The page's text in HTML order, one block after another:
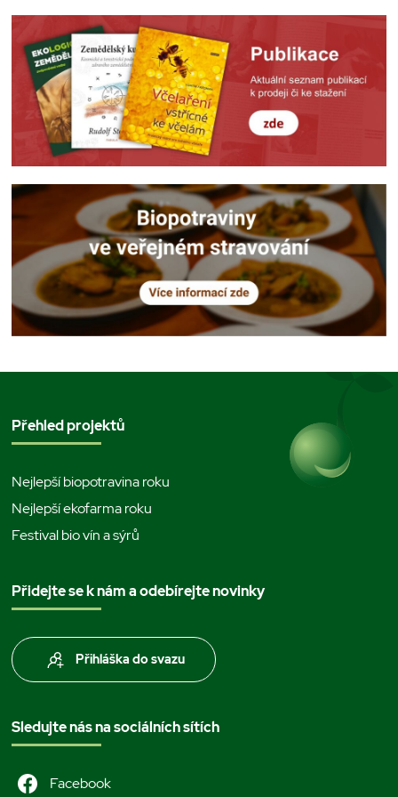
Přehled projektů
Nejlepší biopotravina roku
Nejlepší ekofarma roku
Festival bio vín a sýrů
Přidejte se k nám a odebírejte novinky
Přihláška do svazu
Sledujte nás na sociálních sítích
Facebook